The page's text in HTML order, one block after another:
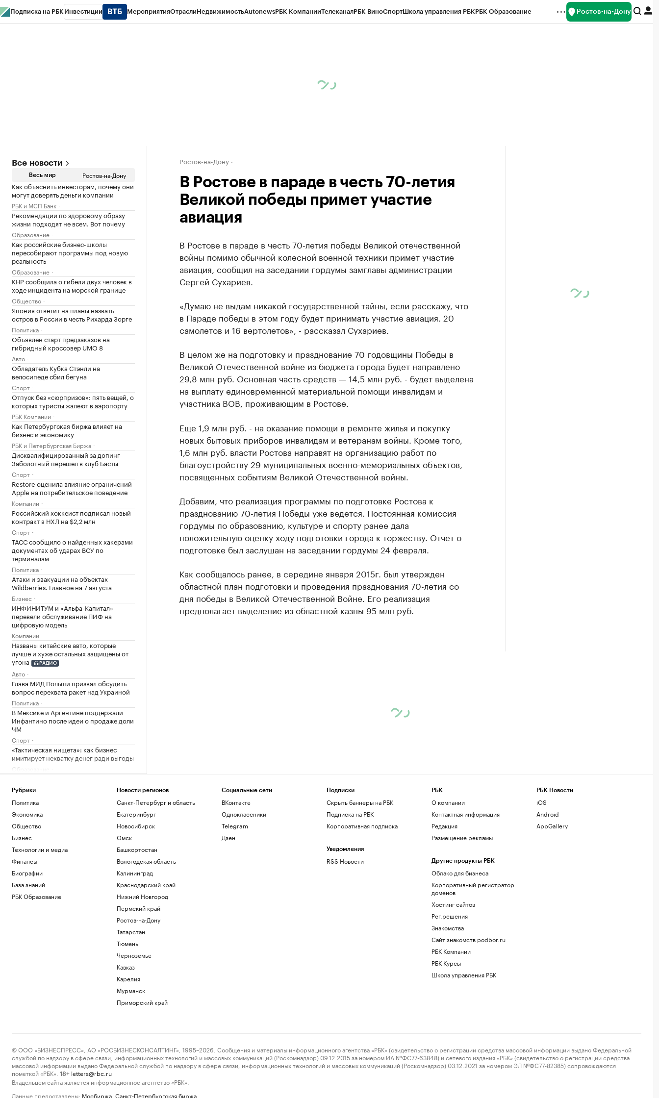
Подписка на РБК Инвестиции МероприятияОтраслиНедвижимостьAutonewsРБК КомпанииТелеканалРБК ВиноСпортШкола управления РБКРБК Образование Ростов-на-Дону
Все новости
Весь мир Ростов-на-Дону
Как объяснить инвесторам, почему они
могут доверять деньги компании
РБК и МСП Банк
Рекомендации по здоровому образу
жизни подходят не всем. Вот почему
Образование
Как российские бизнес-школы
пересобирают программы под новую
реальность
Образование
КНР сообщила о гибели двух человек в
ходе инцидента на морской границе
Общество
Япония ответит на планы назвать
остров в России в честь Рихарда Зорге
Политика
Объявлен старт предзаказов на
гибридный кроссовер UMO 8
Авто
Обладатель Кубка Стэнли на
велосипеде сбил бегуна
Спорт
Отпуск без «сюрпризов»: пять вещей, о
которых туристы жалеют в аэропорту
РБК Компании
Как Петербургская биржа влияет на
бизнес и экономику
РБК и Петербургская Биржа
Дисквалифицированный за допинг
Заболотный перешел в клуб Басты
Спорт
Restore оценила влияние ограничений
Apple на потребительское поведение
Компании
Российский хоккеист подписал новый
контракт в НХЛ на $2,2 млн
Спорт
ТАСС сообщило о найденных хакерами
документах об ударах ВСУ по
терминалам
Политика
Атаки и эвакуации на объектах
Wildberries. Главное на 7 августа
Бизнес
ИНФИНИТУМ и «Альфа-Капитал»
перевели обслуживание ПИФ на
цифровую модель
Компании
Названы китайские авто, которые
лучше и хуже остальных защищены от
угона
РАДИО
Авто
Глава МИД Польши призвал обсудить
вопрос перехвата ракет над Украиной
Политика
В Мексике и Аргентине поддержали
Инфантино после идеи о продаже доли
ЧМ
Спорт
«Тактическая нищета»: как бизнес
имитирует нехватку денег ради выгоды
Образование
поддержки российских дизайнерских
брендов
Компании
Ростов-на-Дону
В Ростове в параде в честь 70-летия
Великой победы примет участие
авиация
В Ростове в параде в честь 70-летия победы Великой отечественной
войны помимо обычной колесной военной техники примет участие
авиация, сообщил на заседании гордумы замглавы администрации
Сергей Сухариев.
«Думаю не выдам никакой государственной тайны, если расскажу, что
в Параде победы в этом году будет принимать участие авиация. 20
самолетов и 16 вертолетов», - рассказал Сухариев.
В целом же на подготовку и празднование 70 годовщины Победы в
Великой Отечественной войне из бюджета города будет направлено
29,8 млн руб. Основная часть средств — 14,5 млн руб. - будет выделена
на выплату единовременной материальной помощи инвалидам и
участника ВОВ, проживающим в Ростове.
Еще 1,9 млн руб. - на оказание помощи в ремонте жилья и покупку
новых бытовых приборов инвалидам и ветеранам войны. Кроме того,
1,6 млн руб. власти Ростова направят на организацию работ по
благоустройству 29 муниципальных военно-мемориальных объектов,
посвященных событиям Великой Отечественной войны.
Добавим, что реализация программы по подготовке Ростова к
празднованию 70-летия Победы уже ведется. Постоянная комиссия
гордумы по образованию, культуре и спорту ранее дала
положительную оценку ходу подготовки города к торжеству. Отчет о
подготовке был заслушан на заседании гордумы 24 февраля.
Как сообщалось ранее, в середине января 2015г. был утвержден
областной план подготовки и проведения празднования 70-летия со
дня победы в Великой Отечественной Войне. Его реализация
предполагает выделение из областной казны 95 млн руб.
Рубрики
Политика
Экономика
Общество
Бизнес
Технологии и медиа
Финансы
Биографии
База знаний
РБК Образование
Новости регионов
Санкт-Петербург и область
Екатеринбург
Новосибирск
Омск
Башкортостан
Вологодская область
Калининград
Краснодарский край
Нижний Новгород
Пермский край
Ростов-на-Дону
Татарстан
Тюмень
Черноземье
Кавказ
Карелия
Мурманск
Приморский край
Социальные сети
ВКонтакте
Одноклассники
Telegram
Дзен
Подписки
Скрыть баннеры на РБК
Подписка на РБК
Корпоративная подписка
Уведомления
RSS Новости
РБК
О компании
Контактная информация
Редакция
Размещение рекламы
Другие продукты РБК
Облако для бизнеса
Корпоративный регистратор
доменов
Хостинг сайтов
Рег.решения
Знакомства
Сайт знакомств podbor.ru
РБК Компании
РБК Курсы
Школа управления РБК
РБК Новости
iOS
Android
AppGallery
© ООО «БИЗНЕСПРЕСС», АО «РОСБИЗНЕСКОНСАЛТИНГ», 1995–2026. Сообщения и материалы информационного агентства «РБК» (свидетельство о регистрации средства массовой информации выдано Федеральной
службой по надзору в сфере связи, информационных технологий и массовых коммуникаций (Роскомнадзор) 09.12.2015 за номером ИА №ФС77-63848) и сетевого издания «РБК» (свидетельство о регистрации средства
массовой информации выдано Федеральной службой по надзору в сфере связи, информационных технологий и массовых коммуникаций (Роскомнадзор) 03.12.2021 за номером ЭЛ №ФС77-82385) сопровождаются
пометкой «РБК».
18+ letters@rbc.ru
Владельцем сайта является информационное агентство «РБК».
Данные предоставлены: Мосбиржа Санкт-Петербургская биржа